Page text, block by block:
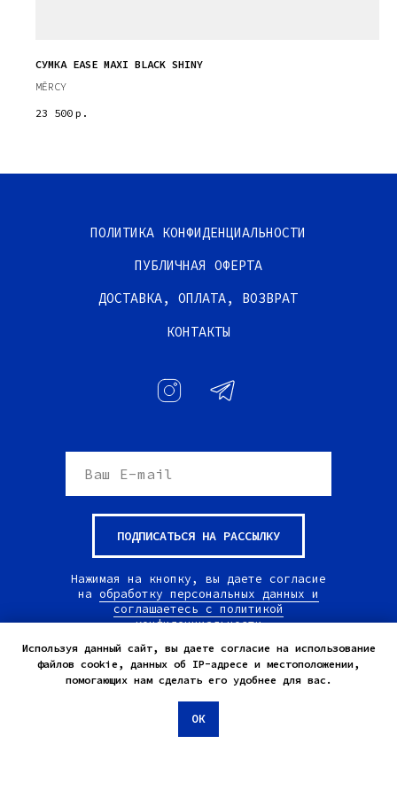
СУМКА EASE MAXI BLACK SHINY
MĒRCY
23 500 р.
ПОЛИТИКА КОНФИДЕНЦИАЛЬНОСТИ
ПУБЛИЧНАЯ ОФЕРТА
ДОСТАВКА, ОПЛАТА, ВОЗВРАТ
КОНТАКТЫ
ПОДПИСАТЬСЯ НА РАССЫЛКУ
Нажимая на кнопку, вы даете согласие
на обработку персональных данных и
соглашаетесь c политикой
конфиденциальности
© All Rights Reserved.
Используя данный сайт, вы даете согласие на использование
файлов cookie, данных об IP-адресе и местоположении,
помогающих нам сделать его удобнее для вас.
ОК